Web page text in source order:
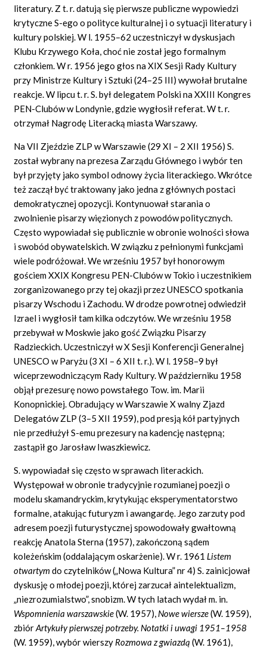
literatury. Z t. r. datują się pierwsze publiczne wypowiedzi
krytyczne S-ego o polityce kulturalnej i o sytuacji literatury i
kultury polskiej. W l. 1955–62 uczestniczył w dyskusjach
Klubu Krzywego Koła, choć nie został jego formalnym
członkiem. W r. 1956 jego głos na XIX Sesji Rady Kultury
przy Ministrze Kultury i Sztuki (24–25 III) wywołał brutalne
reakcje. W lipcu t. r. S. był delegatem Polski na XXIII Kongres
PEN-Clubów w Londynie, gdzie wygłosił referat. W t. r.
otrzymał Nagrodę Literacką miasta Warszawy.
Na VII Zjeździe ZLP w Warszawie (29 XI – 2 XII 1956) S.
został wybrany na prezesa Zarządu Głównego i wybór ten
był przyjęty jako symbol odnowy życia literackiego. Wkrótce
też zaczął być traktowany jako jedna z głównych postaci
demokratycznej opozycji. Kontynuował starania o
zwolnienie pisarzy więzionych z powodów politycznych.
Często wypowiadał się publicznie w obronie wolności słowa
i swobód obywatelskich. W związku z pełnionymi funkcjami
wiele podróżował. We wrześniu 1957 był honorowym
gościem XXIX Kongresu PEN-Clubów w Tokio i uczestnikiem
zorganizowanego przy tej okazji przez UNESCO spotkania
pisarzy Wschodu i Zachodu. W drodze powrotnej odwiedził
Izrael i wygłosił tam kilka odczytów. We wrześniu 1958
przebywał w Moskwie jako gość Związku Pisarzy
Radzieckich. Uczestniczył w X Sesji Konferencji Generalnej
UNESCO w Paryżu (3 XI – 6 XII t. r.). W l. 1958–9 był
wiceprzewodniczącym Rady Kultury. W październiku 1958
objął prezesurę nowo powstałego Tow. im. Marii
Konopnickiej. Obradujący w Warszawie X walny Zjazd
Delegatów ZLP (3–5 XII 1959), pod presją kół partyjnych
nie przedłużył S-emu prezesury na kadencję następną;
zastąpił go Jarosław Iwaszkiewicz.
S. wypowiadał się często w sprawach literackich.
Występował w obronie tradycyjnie rozumianej poezji o
modelu skamandryckim, krytykując eksperymentatorstwo
formalne, atakując futuryzm i awangardę. Jego zarzuty pod
adresem poezji futurystycznej spowodowały gwałtowną
reakcję Anatola Sterna (1957), zakończoną sądem
koleżeńskim (oddalającym oskarżenie). W r. 1961 Listem
otwartymdo czytelników („Nowa Kultura” nr 4) S. zainicjował
dyskusję o młodej poezji, której zarzucał aintelektualizm,
„niezrozumialstwo”, snobizm. W tych latach wydał m. in.
Wspomnienia warszawskie(W. 1957), Nowe wiersze(W. 1959),
zbiórArtykuły pierwszej potrzeby. Notatki i uwagi 1951–1958
(W. 1959), wybór wierszy Rozmowa z gwiazdą(W. 1961),